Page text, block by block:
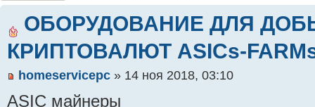
ОБОРУДОВАНИЕ ДЛЯ
КРИПТОВАЛЮТ ASICs-
homeservicepc » 14 ноя 2018, 03:10
ASIC майнеры